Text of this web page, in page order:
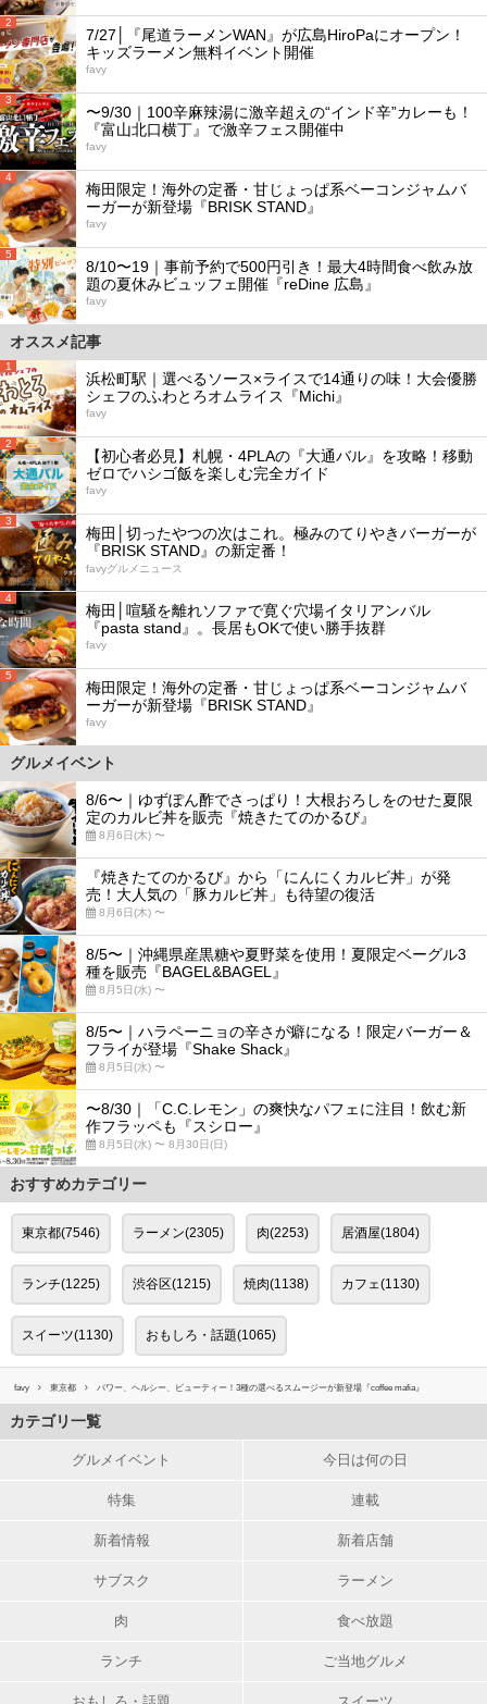
2
7/27│『尾道ラーメンWAN』が広島HiroPaにオープン！
キッズラーメン無料イベント開催
favy
3
〜9/30｜100辛麻辣湯に激辛超えの“インド辛”カレーも！
『富山北口横丁』で激辛フェス開催中
favy
4
梅田限定！海外の定番・甘じょっぱ系ベーコンジャムバ
ーガーが新登場『BRISK STAND』
favy
5
8/10〜19｜事前予約で500円引き！最大4時間食べ飲み放
題の夏休みビュッフェ開催『reDine 広島』
favy
オススメ記事
1
浜松町駅｜選べるソース×ライスで14通りの味！大会優勝
シェフのふわとろオムライス『Michi』
favy
2
【初心者必見】札幌・4PLAの『大通バル』を攻略！移動
ゼロでハシゴ飯を楽しむ完全ガイド
favy
3
梅田│切ったやつの次はこれ。極みのてりやきバーガーが
『BRISK STAND』の新定番！
favyグルメニュース
4
梅田│喧騒を離れソファで寛ぐ穴場イタリアンバル
『pasta stand』。長居もOKで使い勝手抜群
favy
5
梅田限定！海外の定番・甘じょっぱ系ベーコンジャムバ
ーガーが新登場『BRISK STAND』
favy
グルメイベント
8/6〜｜ゆずぽん酢でさっぱり！大根おろしをのせた夏限
定のカルビ丼を販売『焼きたてのかるび』
8月6日(木) 〜
『焼きたてのかるび』から「にんにくカルビ丼」が発
売！大人気の「豚カルビ丼」も待望の復活
8月6日(木) 〜
8/5〜｜沖縄県産黒糖や夏野菜を使用！夏限定ベーグル3
種を販売『BAGEL&BAGEL』
8月5日(水) 〜
8/5〜｜ハラペーニョの辛さが癖になる！限定バーガー＆
フライが登場『Shake Shack』
8月5日(水) 〜
〜8/30｜「C.C.レモン」の爽快なパフェに注目！飲む新
作フラッペも『スシロー』
8月5日(水) 〜 8月30日(日)
おすすめカテゴリー
東京都(7546) ラーメン(2305) 肉(2253) 居酒屋(1804)
ランチ(1225) 渋谷区(1215) 焼肉(1138) カフェ(1130)
スイーツ(1130) おもしろ・話題(1065)
favy 東京都 パワー、ヘルシー、ビューティー！3種の選べるスムージーが新登場『coffee mafia』
カテゴリ一覧
グルメイベント 今日は何の日
特集 連載
新着情報 新着店舗
サブスク ラーメン
肉 食べ放題
ランチ ご当地グルメ